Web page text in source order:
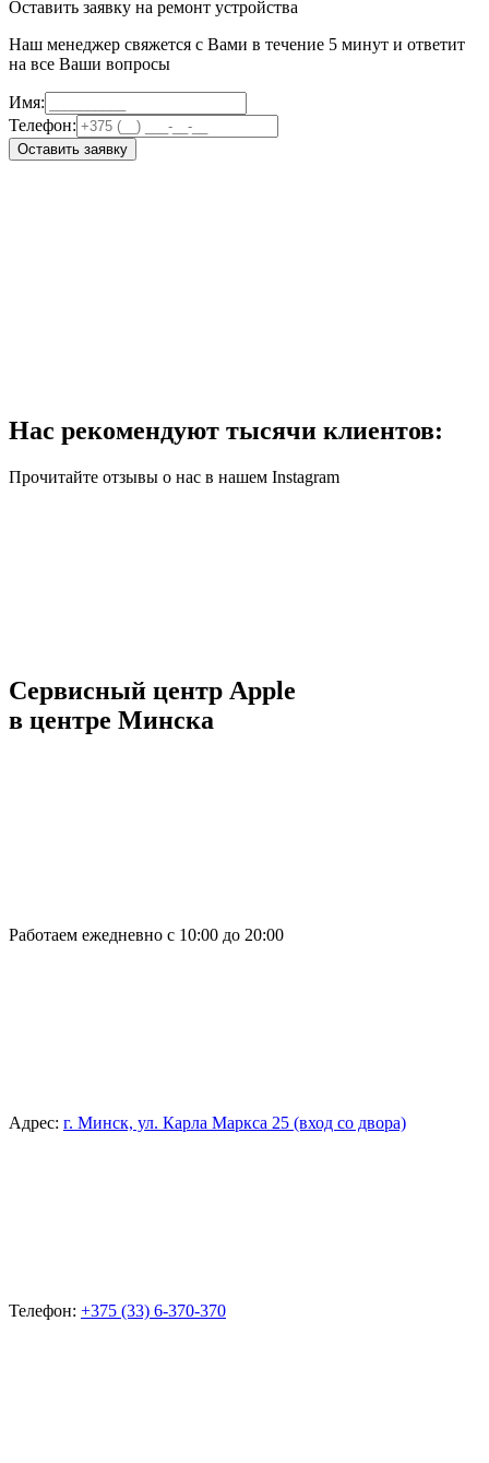
Оставить заявку на ремонт устройства
Наш менеджер свяжется с Вами в течение 5 минут и ответит
на все Ваши вопросы
Имя:
Телефон:
Оставить заявку
Нас рекомендуют тысячи клиентов:
Прочитайте отзывы о нас в нашем Instagram
Сервисный центр Apple
в центре Минска
Работаем ежедневно с 10:00 до 20:00
Адрес: г. Минск, ул. Карла Маркса 25 (вход со двора)
Телефон: +375 (33) 6-370-370